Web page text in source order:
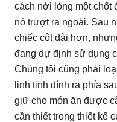
cách nới lỏng một chốt
nó trượt ra ngoài. Sau
chiếc cột dài hơn,
đang dự định sử dụng
Chúng tôi cũng phải
linh tinh dính ra phía
giữ cho món ăn được
cần thiết trong thiết kế